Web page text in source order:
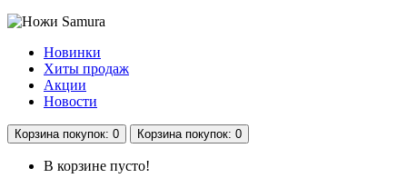
Новинки
Хиты продаж
Акции
Новости
Корзинапокупок: 0 Корзинапокупок: 0
В корзине пусто!